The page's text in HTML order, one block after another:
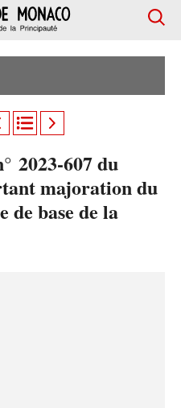
2023-607 du
majoration du
base de la